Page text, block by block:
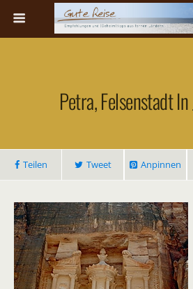
Petra, Felsenstadt
Teilen Tweet Anpinnen